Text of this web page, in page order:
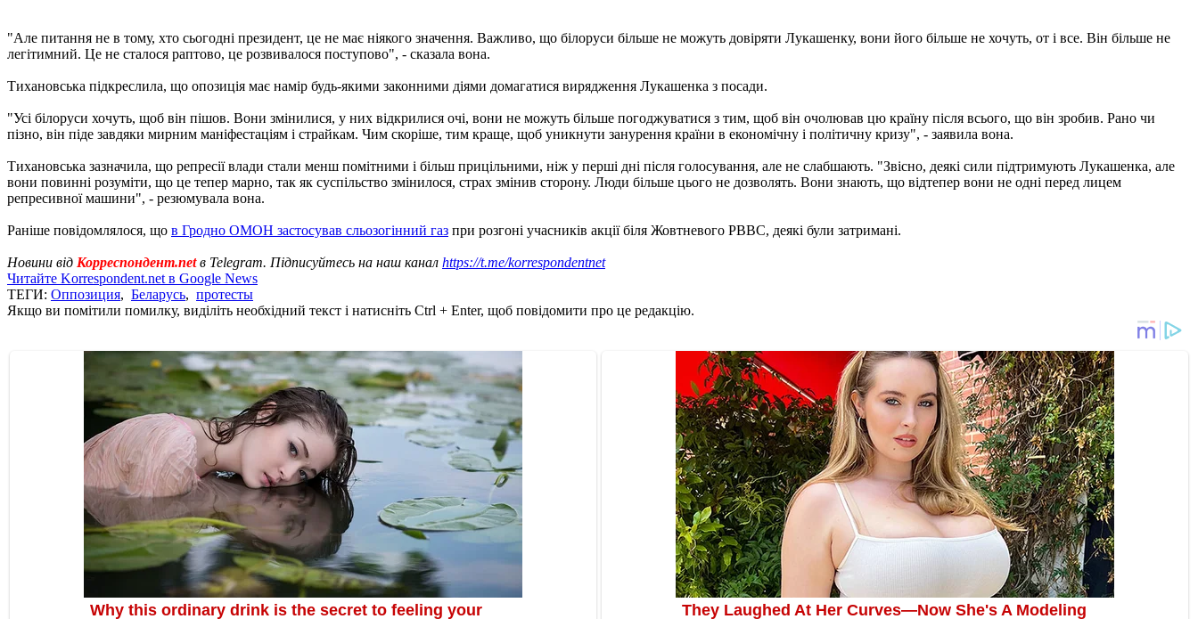
"Але питання не в тому, хто сьогодні президент, це не має ніякого значення. Важливо, що білоруси більше не можуть довіряти Лукашенку, вони його більше не хочуть, от і все. Він більше не
легітимний. Це не сталося раптово, це розвивалося поступово", - сказала вона.
Тихановська підкреслила, що опозиція має намір будь-якими законними діями домагатися вирядження Лукашенка з посади.
"Усі білоруси хочуть, щоб він пішов. Вони змінилися, у них відкрилися очі, вони не можуть більше погоджуватися з тим, щоб він очолював цю країну після всього, що він зробив. Рано чи
пізно, він піде завдяки мирним маніфестаціям і страйкам. Чим скоріше, тим краще, щоб уникнути занурення країни в економічну і політичну кризу", - заявила вона.
Тихановська зазначила, що репресії влади стали менш помітними і більш прицільними, ніж у перші дні після голосування, але не слабшають. "Звісно, деякі сили підтримують Лукашенка, але
вони повинні розуміти, що це тепер марно, так як суспільство змінилося, страх змінив сторону. Люди більше цього не дозволять. Вони знають, що відтепер вони не одні перед лицем
репресивної машини", - резюмувала вона.
Раніше повідомлялося, що в Гродно ОМОН застосував сльозогінний газ при розгоні учасників акції біля Жовтневого РВВС, деякі були затримані.
Новини від Корреспондент.netв Telegram. Підписуйтесь на наш канал https://t.me/korrespondentnet
Читайте Korrespondent.net в Google News
ТЕГИ: Оппозиция, Беларусь, протесты
Якщо ви помітили помилку, виділіть необхідний текст і натисніть Ctrl + Enter, щоб повідомити про це редакцію.